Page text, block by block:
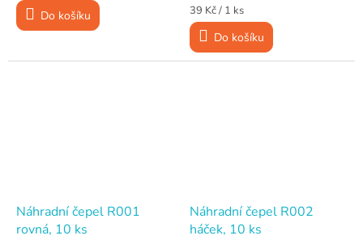
Do košíku
Měrná
cena:
39 Kč / 1 ks
Do košíku
Náhradní čepel R001
rovná, 10 ks
Náhradní čepel R002
háček, 10 ks